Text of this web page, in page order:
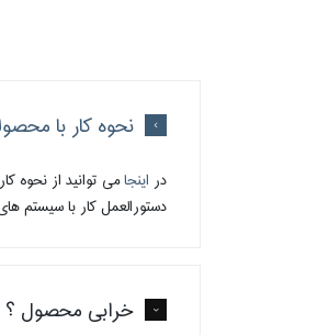
نحوه کار با
در اینجامی توانید از نحوه
دستورالعمل کار با سیستم
خرابی محصول ؟